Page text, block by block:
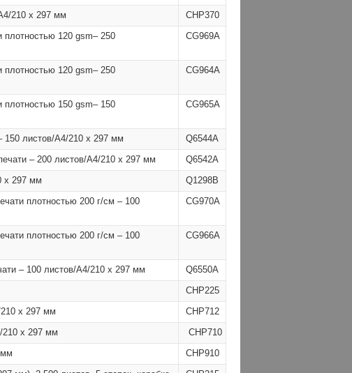
210 x 297 мм CHP370
плотностью 120 gsm– 250
CG969A
плотностью 120 gsm– 250
CG964A
плотностью 150 gsm– 150
CG965A
150 листов/A4/210 x 297 мм Q6544A
– 200 листов/A4/210 x 297 мм Q6542A
x 297 мм Q1298B
плотностью 200 г/см – 100
CG970A
плотностью 200 г/см – 100
CG966A
– 100 листов/A4/210 x 297 мм Q6550A
CHP225
x 297 мм CHP712
210 x 297 мм CHP710
мм CHP910